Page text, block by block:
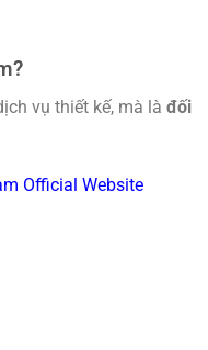
vụ thiết kế, mà là đối
Official Website